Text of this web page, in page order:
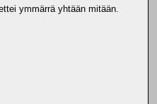
ymmärrä yhtään mitään.